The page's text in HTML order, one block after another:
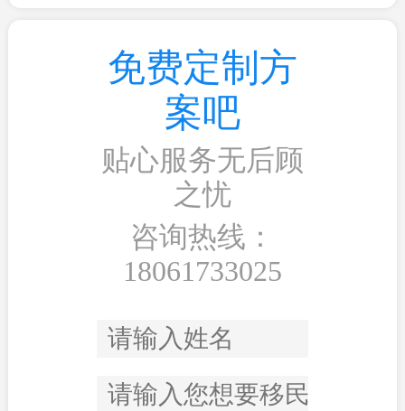
免费定制方
案吧
贴心服务无后顾
之忧
咨询热线：
18061733025